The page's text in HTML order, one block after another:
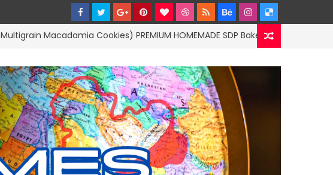
Cookies) PREMIUM HOMEMADE SDP Bakery by SandyPloi